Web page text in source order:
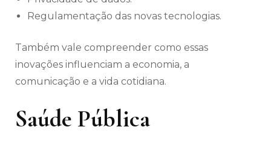
Regulamentação das novas tecnologias.
Também vale compreender como essas
inovações influenciam a economia, a
comunicação e a vida cotidiana.
Saúde Pública